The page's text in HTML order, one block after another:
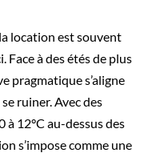
location est souvent
Face à des étés de plus
pragmatique s’aligne
ruiner. Avec des
12°C au-dessus des
s’impose comme une